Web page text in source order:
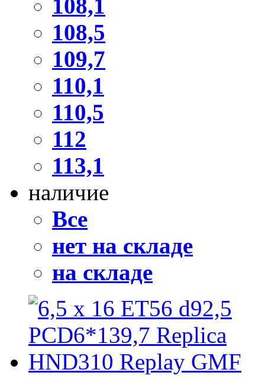
108,1
108,5
109,7
110,1
110,5
112
113,1
наличие
Все
нет на складе
на складе